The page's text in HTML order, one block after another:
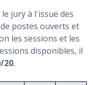
jury à l'issue des
postes ouverts et
les sessions et les
disponibles, il
20.